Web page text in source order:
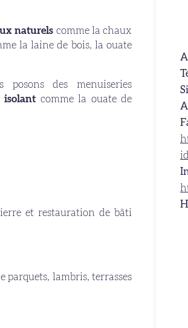
naturels comme la chaux
la laine de bois, la ouate
des menuiseries
comme la ouate de
et restauration de bâti
parquets, lambris, terrasses